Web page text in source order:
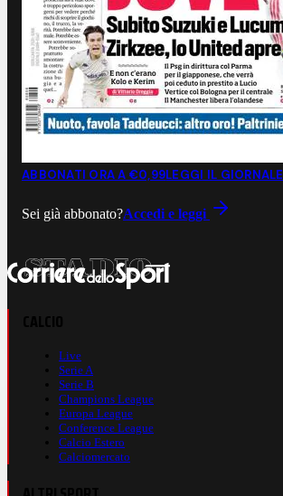
ABBONATI ORA A €0,99LEGGI IL GIORNALE
Sei già abbonato?Accedi e leggi
Live
Serie A
Serie B
Champions League
Europa League
Conference League
Calcio Estero
Calciomercato